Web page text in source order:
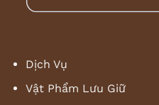
Dịch Vụ
Vật Phẩm Lưu Giữ